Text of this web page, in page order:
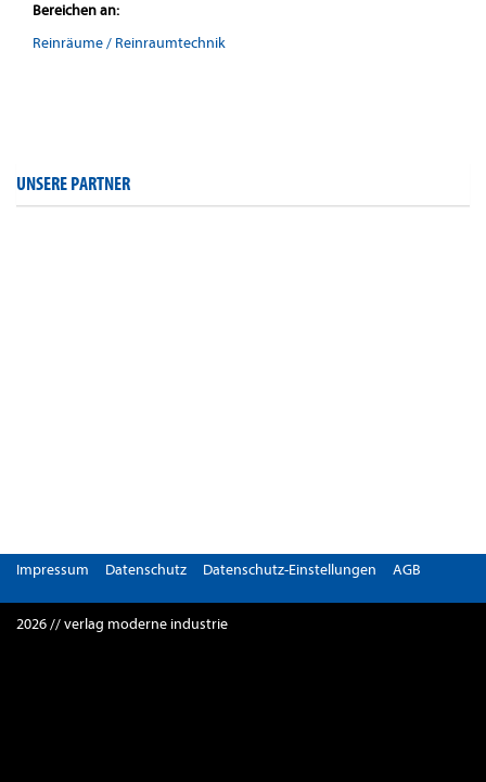
Bereichen an:
Reinräume / Reinraumtechnik
UNSERE PARTNER
Impressum Datenschutz Datenschutz-Einstellungen AGB
2026 // verlag moderne industrie